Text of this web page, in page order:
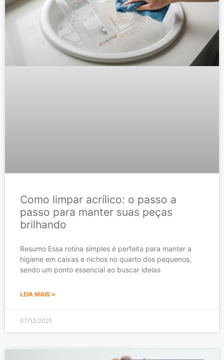
Como limpar acrílico: o passo a
passo para manter suas peças
brilhando
Resumo Essa rotina simples é perfeita para manter a
higiene em caixas e nichos no quarto dos pequenos,
sendo um ponto essencial ao buscar ideias
LEIA MAIS »
07/12/2021